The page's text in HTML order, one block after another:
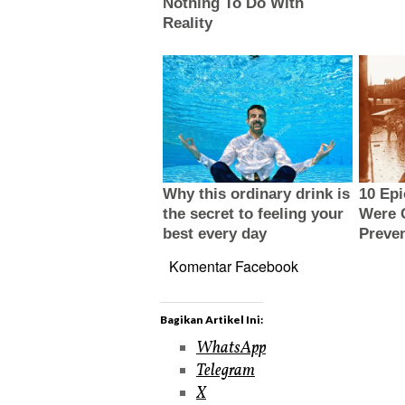
Komentar Facebook
Bagikan Artikel Ini:
WhatsApp
Telegram
X